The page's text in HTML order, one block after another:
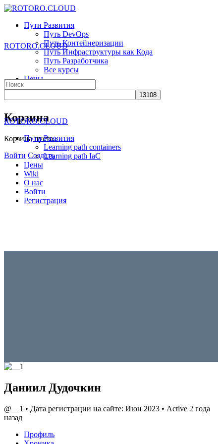
Toggle
Panel
Пути Развития
Путь DevOps
Путь Контейнеризации
Путь Инфраструктуры как Кода
Путь Разработчика
Все курсы
Цены
Wiki
More
options
Корзина
Корзина пуста.
Войти Создать
ROTORO.CLOUD
Search
for:
ROTORO.CLOUD
Пути Развития
Learning path containers
Learning path IaC
Цены
Wiki
О нас
Войти
Регистрация
Даниил Дудочкин
@__1 • Дата регистрации на сайте: Июн 2023 • Active 2 года
назад
Профиль